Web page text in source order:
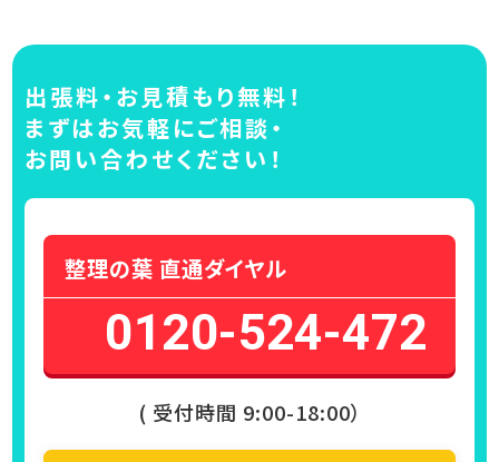
出張料・お見積もり無料！
まずはお気軽にご相談・
お問い合わせください！
整理の葉 直通ダイヤル
0120-524-472
( 受付時間 9:00-18:00）